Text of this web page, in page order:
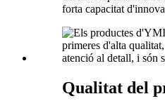
forta capacitat
Qualitat del